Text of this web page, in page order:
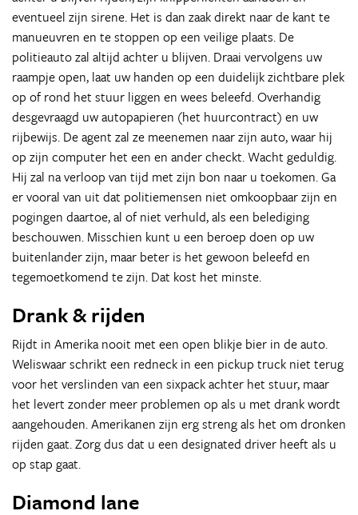
eventueel zijn sirene. Het is dan zaak direkt naar de kant te
manueuvren en te stoppen op een veilige plaats. De
politieauto zal altijd achter u blijven. Draai vervolgens uw
raampje open, laat uw handen op een duidelijk zichtbare plek
op of rond het stuur liggen en wees beleefd. Overhandig
desgevraagd uw autopapieren (het huurcontract) en uw
rijbewijs. De agent zal ze meenemen naar zijn auto, waar hij
op zijn computer het een en ander checkt. Wacht geduldig.
Hij zal na verloop van tijd met zijn bon naar u toekomen. Ga
er vooral van uit dat politiemensen niet omkoopbaar zijn en
pogingen daartoe, al of niet verhuld, als een belediging
beschouwen. Misschien kunt u een beroep doen op uw
buitenlander zijn, maar beter is het gewoon beleefd en
tegemoetkomend te zijn. Dat kost het minste.
Drank & rijden
Rijdt in Amerika nooit met een open blikje bier in de auto.
Weliswaar schrikt een redneck in een pickup truck niet terug
voor het verslinden van een sixpack achter het stuur, maar
het levert zonder meer problemen op als u met drank wordt
aangehouden. Amerikanen zijn erg streng als het om dronken
rijden gaat. Zorg dus dat u een designated driver heeft als u
op stap gaat.
Diamond lane